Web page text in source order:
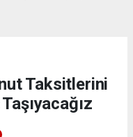
Taksitlerini